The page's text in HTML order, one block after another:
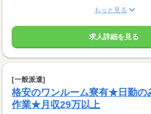
もっと見る
求人詳細を見る
[一般派遣]
格安のワンルーム寮有★日勤の
作業★月収29万以上